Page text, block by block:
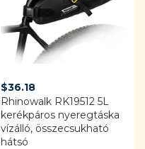
$36.18
Rhinowalk RK19512 5L
kerékpáros nyeregtáska
vízálló, összecsukható
hátsó